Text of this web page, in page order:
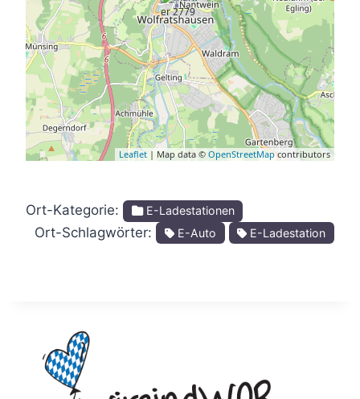
Leaflet | Map data © OpenStreetMapcontributors
Ort-Kategorie: E-Ladestationen
Ort-Schlagwörter: E-Auto E-Ladestation